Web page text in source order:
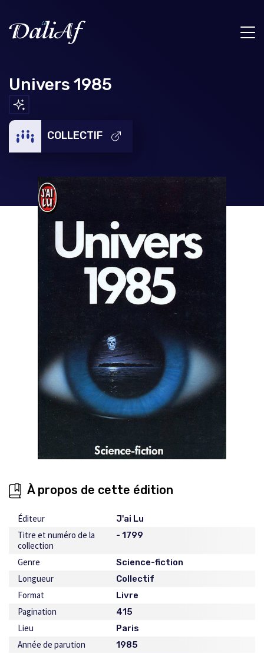
Univers 1985
COLLECTIF
À propos de cette édition
Éditeur J'ai Lu
Titre et numéro de la
collection
- 1799
Genre Science-fiction
Longueur Collectif
Format Livre
Pagination 415
Lieu Paris
Année de parution 1985